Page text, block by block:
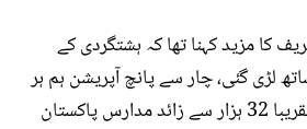
کا مزید کہنا تھا کہ ہشتگردی کے
لڑی گئی، چار سے پانچ آپریشن ہم ہر
گھنٹے میں کررہے ہیں، تقریبا 32 ہزار سے زائد مدارس پاکستان